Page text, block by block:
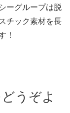
ーグループは脱
チック素材を長
！
うぞよ